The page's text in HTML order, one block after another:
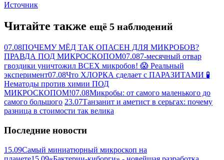
Источник
Читайте также ещё 5 наблюдений
07.08ПОЧЕМУ МЁД ТАК ОПАСЕН ДЛЯ МИКРОБОВ?
ПРАВДА ПОД МИКРОСКОПОМ07.087-месячный отвар
гвоздики уничтожил ВСЕХ микробов! 😱 Реальный
эксперимент07.08Что ХЛОРКА сделает с ПАРАЗИТАМИ 🧪
Нематоды против химии ПОД
МИКРОСКОПОМ!07.08Микробы: от самого маленького до
самого большого 23.07Танзанит и аметист в серьгах: почему
разница в стоимости так велика
Последние новости
15.09Самый миниатюрный микроскоп на